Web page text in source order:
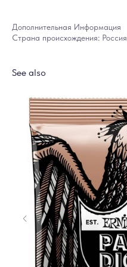
Дополнительная Информация
Страна происхождения: Россия
See also